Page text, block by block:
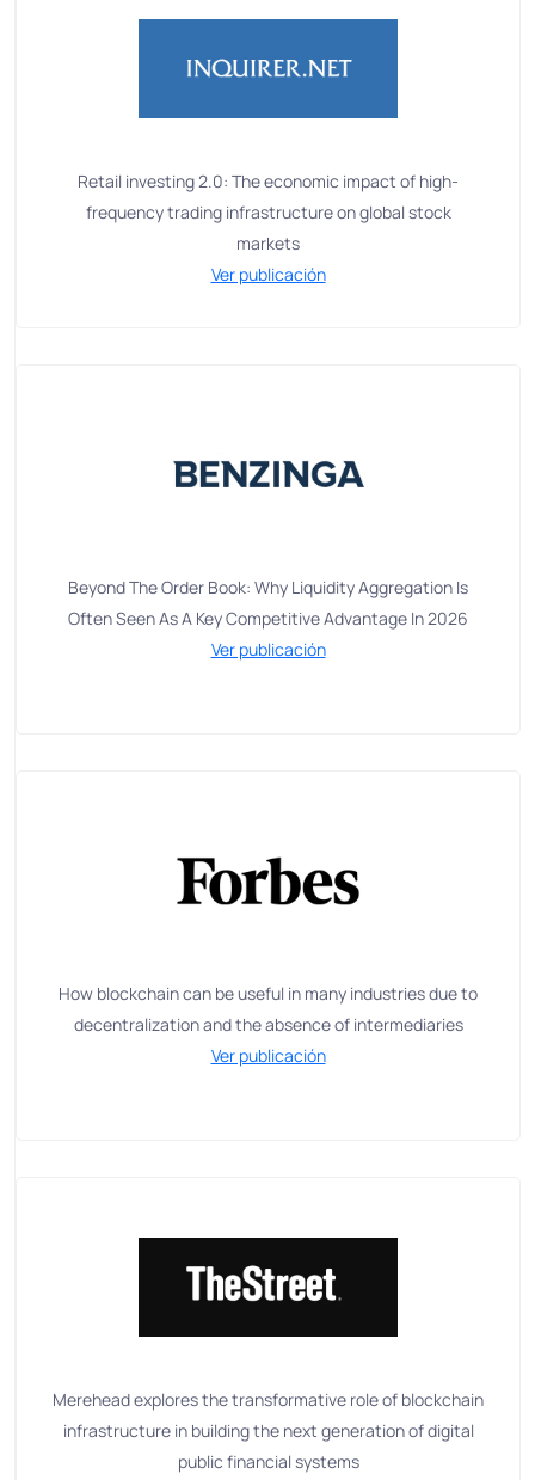
Retail investing 2.0: The economic impact of high-
frequency trading infrastructure on global stock
markets
Ver publicación
Beyond The Order Book: Why Liquidity Aggregation Is
Often Seen As A Key Competitive Advantage In 2026
Ver publicación
How blockchain can be useful in many industries due to
decentralization and the absence of intermediaries
Ver publicación
Merehead explores the transformative role of blockchain
infrastructure in building the next generation of digital
public financial systems